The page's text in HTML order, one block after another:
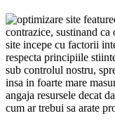
contrazice, sustinand
site incepe cu factorii
respecta principiile
sub controlul nostru,
insa in foarte mare
angaja resursele decat
cum ar trebui sa arate